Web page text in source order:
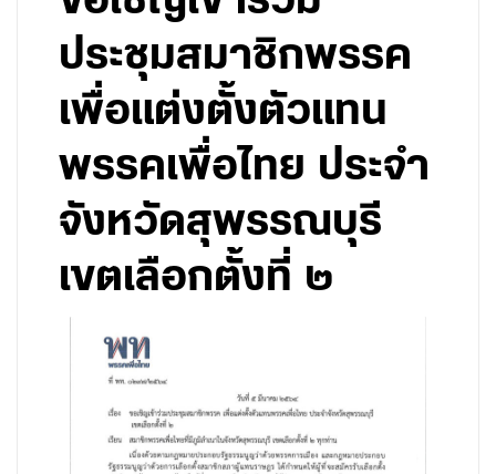
ประชุมสมาชิกพรรค
เพื่อแต่งตั้งตัวแทน
พรรคเพื่อไทย ประจำ
จังหวัดสุพรรณบุรี
เขตเลือกตั้งที่ ๒